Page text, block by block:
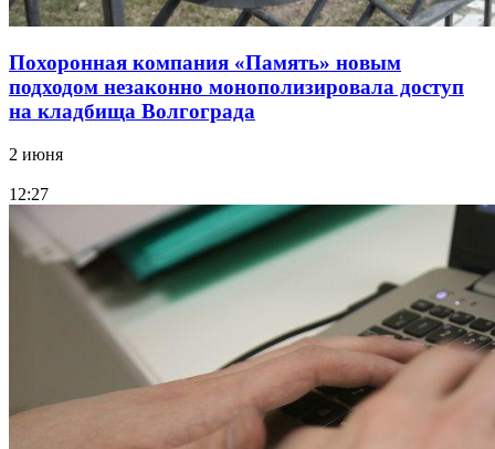
Похоронная компания «Память» новым
подходом незаконно монополизировала доступ
на кладбища Волгограда
2 июня
12:27